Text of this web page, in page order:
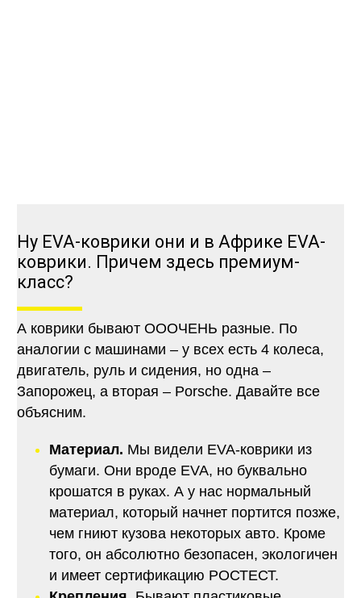
Ну EVA-коврики они и в Африке EVA-
коврики. Причем здесь премиум-
класс?
А коврики бывают ОООЧЕНЬ разные. По
аналогии с машинами – у всех есть 4 колеса,
двигатель, руль и сидения, но одна –
Запорожец, а вторая – Porsche. Давайте все
объясним.
Материал. Мы видели EVA-коврики из
бумаги. Они вроде EVA, но буквально
крошатся в руках. А у нас нормальный
материал, который начнет портится позже,
чем гниют кузова некоторых авто. Кроме
того, он абсолютно безопасен, экологичен
и имеет сертификацию РОСТЕСТ.